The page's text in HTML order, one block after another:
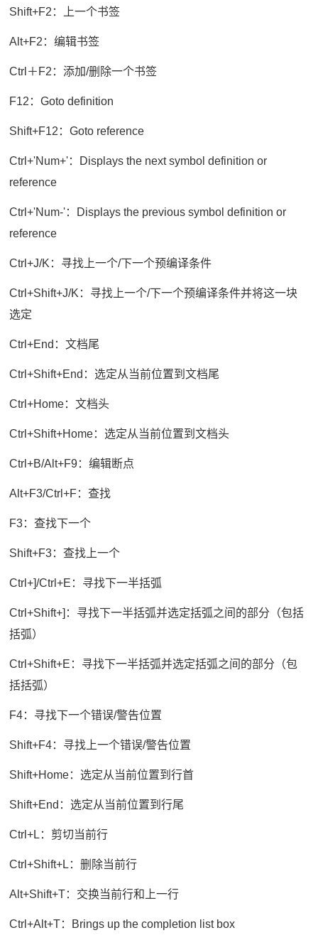
Shift+F2：上一个书签
Alt+F2：编辑书签
Ctrl＋F2：添加/删除一个书签
F12：Goto definition
Shift+F12：Goto reference
Ctrl+'Num+'：Displays the next symbol definition or
reference
Ctrl+'Num-'：Displays the previous symbol definition or
reference
Ctrl+J/K：寻找上一个/下一个预编译条件
Ctrl+Shift+J/K：寻找上一个/下一个预编译条件并将这一块
选定
Ctrl+End：文档尾
Ctrl+Shift+End：选定从当前位置到文档尾
Ctrl+Home：文档头
Ctrl+Shift+Home：选定从当前位置到文档头
Ctrl+B/Alt+F9：编辑断点
Alt+F3/Ctrl+F：查找
F3：查找下一个
Shift+F3：查找上一个
Ctrl+]/Ctrl+E：寻找下一半括弧
Ctrl+Shift+]：寻找下一半括弧并选定括弧之间的部分（包括
括弧）
Ctrl+Shift+E：寻找下一半括弧并选定括弧之间的部分（包
括括弧）
F4：寻找下一个错误/警告位置
Shift+F4：寻找上一个错误/警告位置
Shift+Home：选定从当前位置到行首
Shift+End：选定从当前位置到行尾
Ctrl+L：剪切当前行
Ctrl+Shift+L：删除当前行
Alt+Shift+T：交换当前行和上一行
Ctrl+Alt+T：Brings up the completion list box